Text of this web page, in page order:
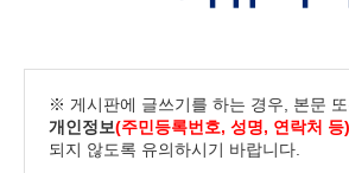
※ 게시판에 글쓰기를 하는 경우, 본문
개인정보(주민등록번호, 성명, 연락처 등)
되지 않도록 유의하시기 바랍니다.